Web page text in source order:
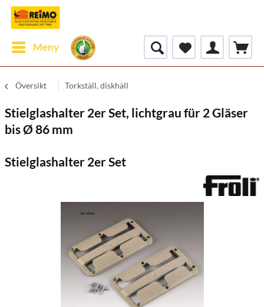
Meny
Översikt Torkställ, diskhäll
Stielglashalter 2er Set, lichtgrau für 2 Gläser
bis Ø 86 mm
Stielglashalter 2er Set